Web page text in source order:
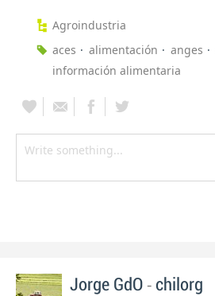
Agroindustria
aces
alimentación anges
información alimentaria
Jorge GdO - chilorg